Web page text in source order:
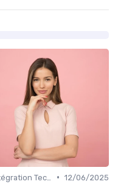
• 12/06/2025